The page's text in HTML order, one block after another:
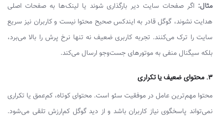
مثال: اگر صفحات سایت دیر بارگذاری شوند یا لینک‌ها به صفحات اصلی
هدایت نشوند، گوگل قادر به ایندکس صحیح محتوا نیست و کاربران نیز سریع
سایت را ترک می‌کنند. تجربه کاربری ضعیف نه تنها نرخ پرش را بالا می‌برد،
بلکه سیگنال منفی به موتورهای جست‌وجو ارسال می‌کند.
۳. محتوای ضعیف یا تکراری
محتوا مهم‌ترین عامل در موفقیت سئو است. محتوای کوتاه، کم‌عمق یا تکراری
نمی‌تواند پاسخگوی نیاز کاربران باشد و از دید گوگل کم‌ارزش تلقی می‌شود.